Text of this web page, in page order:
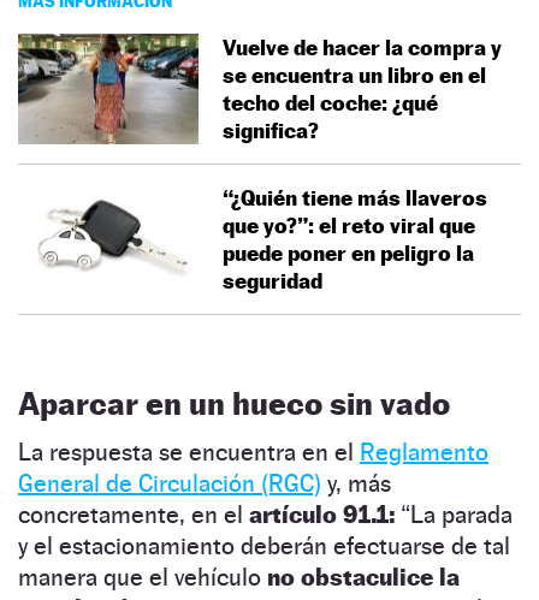
Vuelve de hacer la compra y
se encuentra un libro en el
techo del coche: ¿qué
significa?
“¿Quién tiene más llaveros
que yo?”: el reto viral que
puede poner en peligro la
seguridad
Aparcar en un hueco sin vado
La respuesta se encuentra en el Reglamento
General de Circulación (RGC) y, más
concretamente, en el artículo 91.1: “La parada
y el estacionamiento deberán efectuarse de tal
manera que el vehículo no obstaculice la